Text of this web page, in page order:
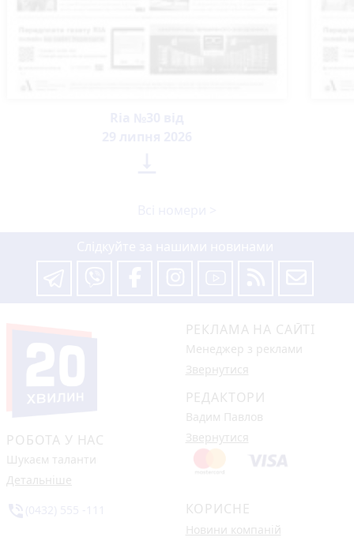
РОБОТА У НАС
Шукаєм таланти
Детальніше
РЕКЛАМА НА САЙТІ
Менеджер з реклами
Звернутися
РЕДАКТОРИ
Вадим Павлов
Звернутися
КОРИСНЕ
Новини компаній